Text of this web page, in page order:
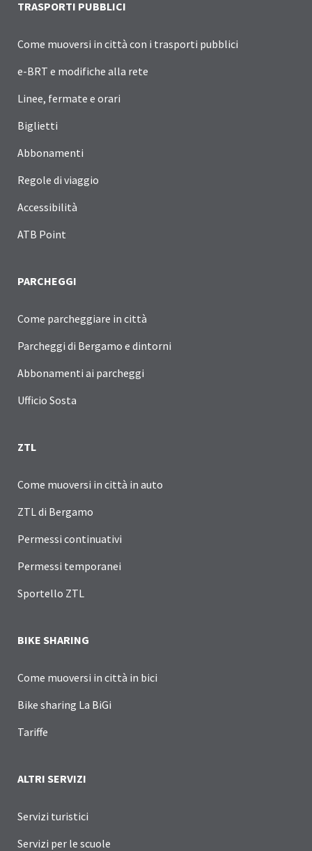
TRASPORTI PUBBLICI
Come muoversi in città con i trasporti pubblici
e-BRT e modifiche alla rete
Linee, fermate e orari
Biglietti
Abbonamenti
Regole di viaggio
Accessibilità
ATB Point
PARCHEGGI
Come parcheggiare in città
Parcheggi di Bergamo e dintorni
Abbonamenti ai parcheggi
Ufficio Sosta
ZTL
Come muoversi in città in auto
ZTL di Bergamo
Permessi continuativi
Permessi temporanei
Sportello ZTL
BIKE SHARING
Come muoversi in città in bici
Bike sharing La BiGi
Tariffe
ALTRI SERVIZI
Servizi turistici
Servizi per le scuole